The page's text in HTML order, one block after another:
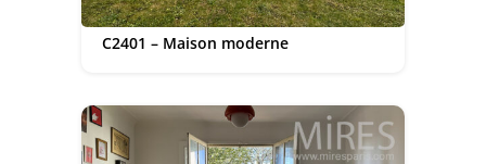
C2401 – Maison moderne